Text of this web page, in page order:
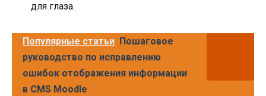
для глаза.
Популярные статьи Пошаговое
руководство по исправлению
ошибок отображения информации
в CMS Moodle